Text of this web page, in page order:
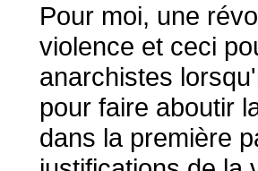
Pour moi, une
violence et ceci
anarchistes
pour faire aboutir
dans la première